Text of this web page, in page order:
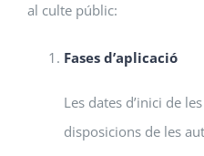
al culte públic:
Fases d’aplicació
Les dates d’inici de
disposicions de les